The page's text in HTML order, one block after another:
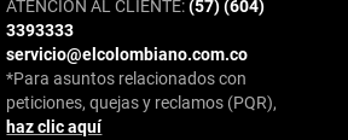
ATENCIÓN AL CLIENTE:(57) (604)
3393333
servicio@elcolombiano.com.co
*Para asuntos relacionados con
peticiones, quejas y reclamos (PQR),
haz clic aquí